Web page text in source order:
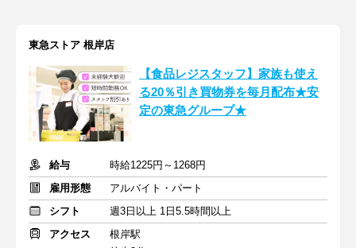
東急ストア 根岸店
【食品レジスタッフ】家族も使え
る20％引き買物券を毎月配布★安
定の東急グループ★
給与
時給1225円～1268円
雇用形態
アルバイト・パート
シフト
週3日以上 1日5.5時間以上
アクセス
根岸駅